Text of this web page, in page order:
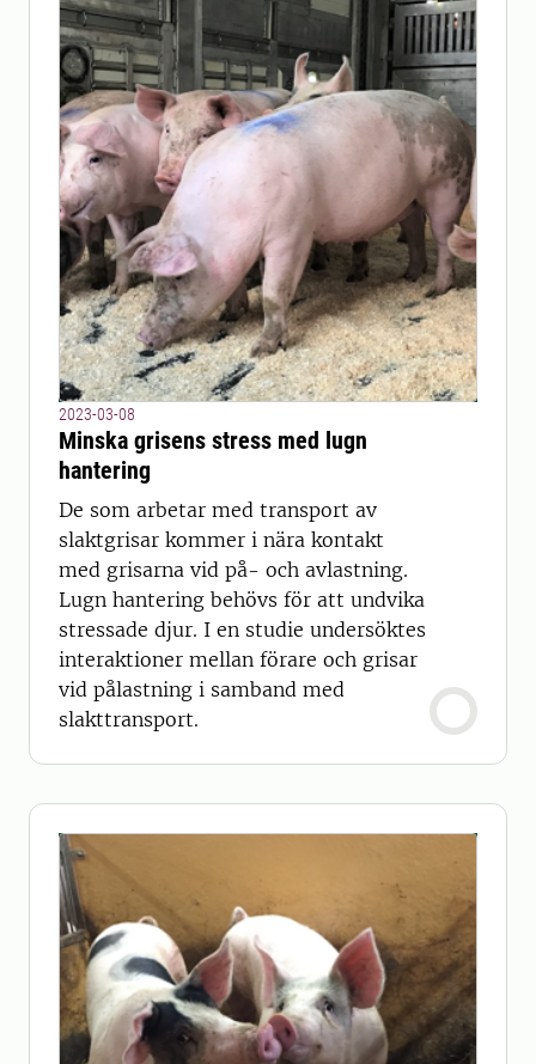
2023-03-08
Minska grisens stress med lugn
hantering
De som arbetar med transport av
slaktgrisar kommer i nära kontakt
med grisarna vid på- och avlastning.
Lugn hantering behövs för att undvika
stressade djur. I en studie undersöktes
interaktioner mellan förare och grisar
vid pålastning i samband med
slakttransport.